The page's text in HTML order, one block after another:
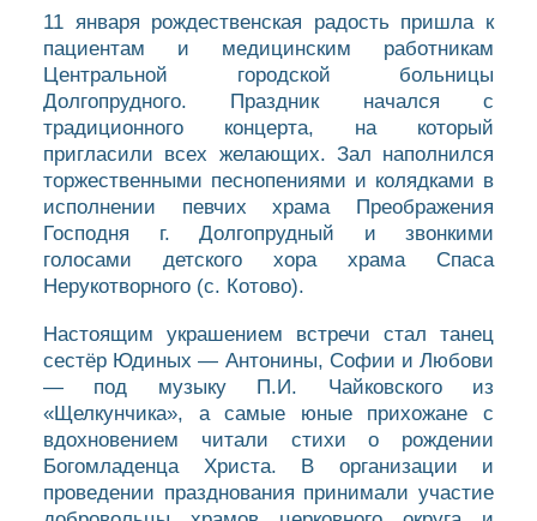
11 января рождественская радость пришла к
пациентам и медицинским работникам
Центральной городской больницы
Долгопрудного. Праздник начался с
традиционного концерта, на который
пригласили всех желающих. Зал наполнился
торжественными песнопениями и колядками в
исполнении певчих храма Преображения
Господня г. Долгопрудный и звонкими
голосами детского хора храма Спаса
Нерукотворного (с. Котово).
Настоящим украшением встречи стал танец
сестёр Юдиных — Антонины, Софии и Любови
— под музыку П.И. Чайковского из
«Щелкунчика», а самые юные прихожане с
вдохновением читали стихи о рождении
Богомладенца Христа. В организации и
проведении празднования принимали участие